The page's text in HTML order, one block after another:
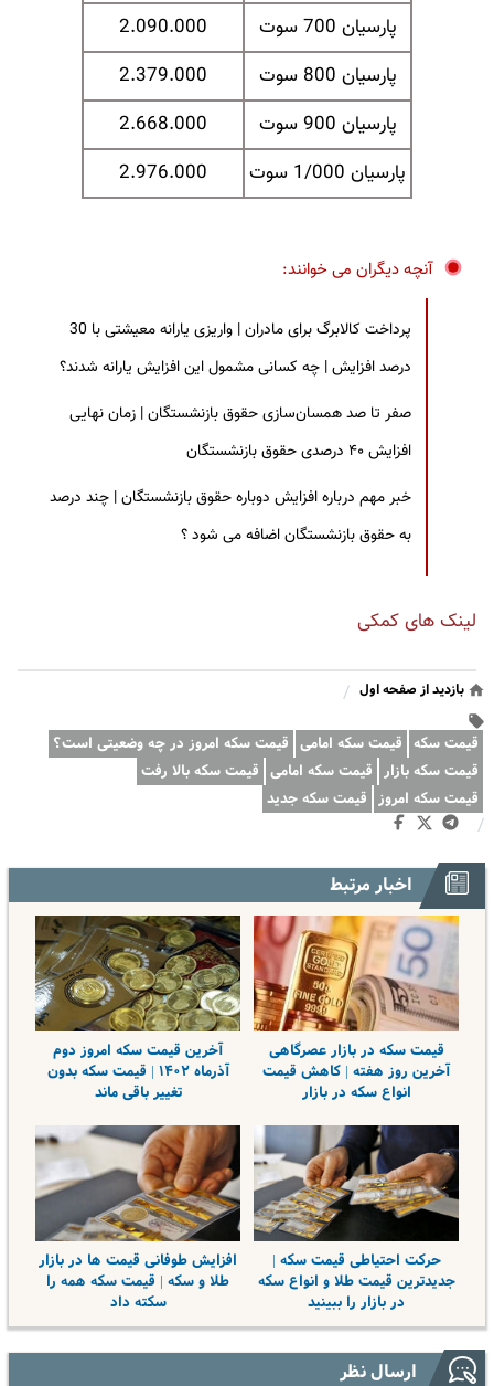
پارسیان 700 سوت
2.090.000
پارسیان 800 سوت
2.379.000
پارسیان 900 سوت
2.668.000
پارسیان 1/000 سوت
2.976.000
آنچه دیگران می خوانند:
پرداخت کالابرگ برای مادران | واریزی یارانه معیشتی با 30
درصد افزایش | چه کسانی مشمول این افزایش یارانه شدند؟
صفر تا صد همسان‌سازی حقوق بازنشستگان | زمان نهایی
افزایش ۴۰ درصدی حقوق بازنشستگان
خبر مهم درباره افزایش دوباره حقوق بازنشستگان | چند درصد
به حقوق بازنشستگان اضافه می شود ؟
لینک های کمکی
بازدید از صفحه اول /
قیمت سکه قیمت سکه امامی قیمت سکه امروز در چه وضعیتی است؟
قیمت سکه بازار قیمت سکه امامی قیمت سکه بالا رفت
قیمت سکه امروز قیمت سکه جدید
/
اخبار مرتبط
قیمت سکه در بازار عصرگاهی
آخرین روز هفته | کاهش قیمت
انواع سکه در بازار
آخرین قیمت سکه امروز دوم
آذرماه ۱۴۰۲ | قیمت سکه بدون
تغییر باقی ماند
حرکت احتیاطی قیمت سکه |
جدیدترین قیمت طلا و انواع سکه
در بازار را ببینید
افزایش طوفانی قیمت ها در بازار
طلا و سکه | قیمت سکه همه را
سکته داد
ارسال نظر